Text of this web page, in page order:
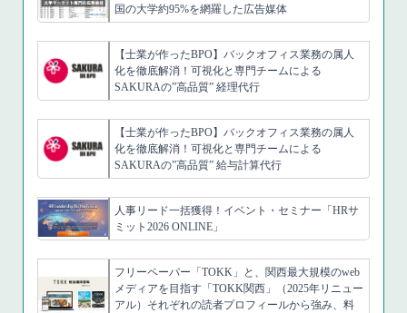
国の大学約95%を網羅した広告媒体
【士業が作ったBPO】バックオフィス業務の属人
化を徹底解消！可視化と専門チームによる
SAKURAの”高品質” 経理代行
【士業が作ったBPO】バックオフィス業務の属人
化を徹底解消！可視化と専門チームによる
SAKURAの”高品質” 給与計算代行
人事リード一括獲得！イベント・セミナー「HRサ
ミット2026 ONLINE」
フリーペーパー「TOKK」と、関西最大規模のweb
メディアを目指す「TOKK関西」（2025年リニュー
アル）それぞれの読者プロフィールから強み、料